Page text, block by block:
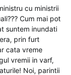
cu ministrii
Cum mai pot
suntem inundati
prin furt
cata vreme
vremii in varf,
Noi, parintii